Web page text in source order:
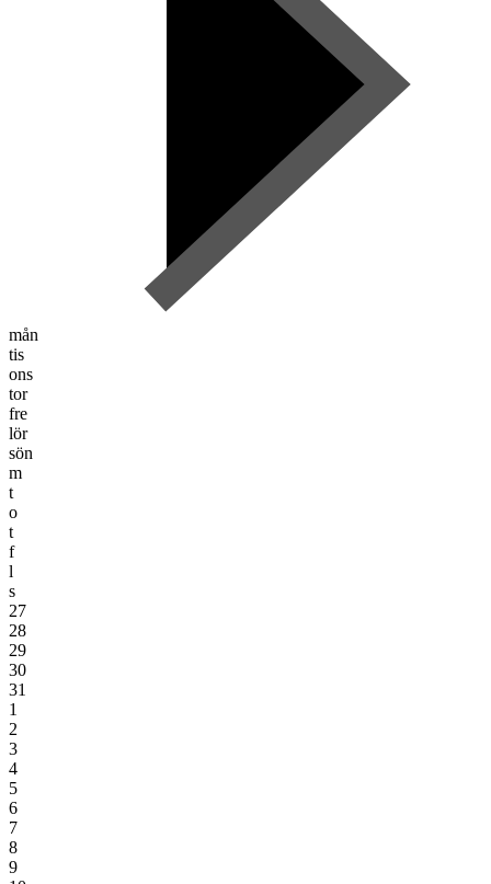
mån
tis
ons
tor
fre
lör
sön
m
t
o
t
f
l
s
27
28
29
30
31
1
2
3
4
5
6
7
8
9